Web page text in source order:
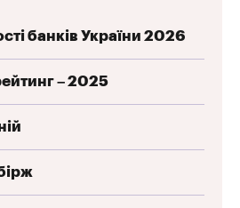
банків України 2026
– 2025